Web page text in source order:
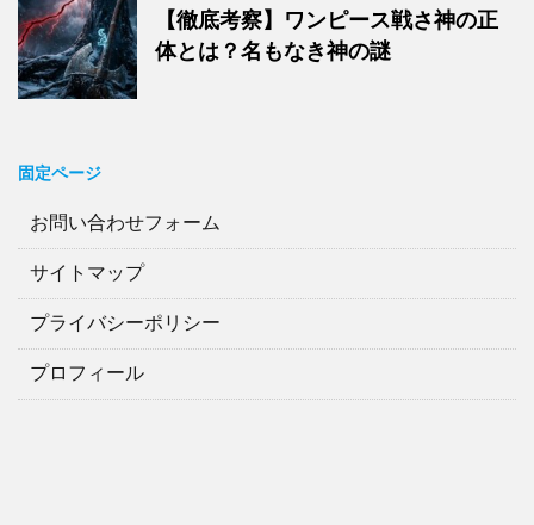
【徹底考察】ワンピース戦さ神の正
体とは？名もなき神の謎
固定ページ
お問い合わせフォーム
サイトマップ
プライバシーポリシー
プロフィール